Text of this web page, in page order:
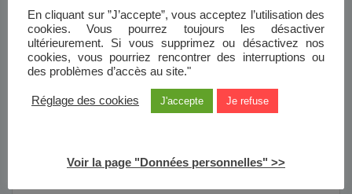
Plan de financement Acacias
Acteurs
Control Technique: APAVE
COUVERTURE | DESBIENDRAS SARL | HEULIN | DOUTRELEAU
En cliquant sur ”J’accepte”, vous acceptez l’utilisation des
cookies. Vous pourrez toujours les désactiver
ultérieurement. Si vous supprimez ou désactivez nos
cookies, vous pourriez rencontrer des interruptions ou
des problèmes d’accès au site."
Réglage des cookies J'accepte Je refuse
Voir la page "Données personnelles" >>